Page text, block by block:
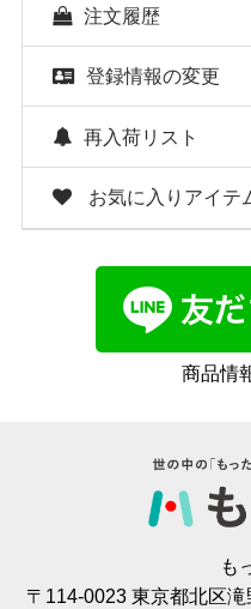
注文履歴
登録情報の変更
再入荷リスト
お気に入りアイテ
商品情
も
〒114-0023 東京都北区